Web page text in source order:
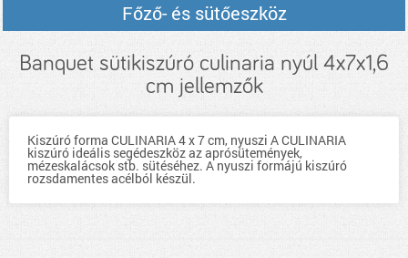
Főző- és sütőeszköz
Banquet sütikiszúró culinaria nyúl 4x7x1,6
cm jellemzők
Kiszúró forma CULINARIA 4 x 7 cm, nyuszi A CULINARIA
kiszúró ideális segédeszköz az aprósütemények,
mézeskalácsok stb. sütéséhez. A nyuszi formájú kiszúró
rozsdamentes acélból készül.